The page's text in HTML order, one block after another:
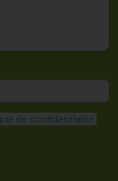
de confidentialité